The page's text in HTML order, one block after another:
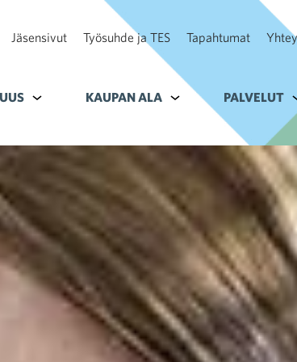
Jäsensivut Työsuhde ja TES Tapahtumat
Alavalikko kohteelle Vastuullisuus
KAUPAN ALA Alavalikko kohteelle
PALVELUT